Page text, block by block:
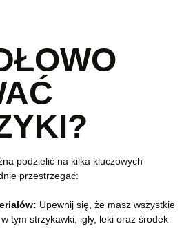
podzielić na kilka kluczowych
przestrzegać:
Upewnij się, że masz wszystkie
tym strzykawki, igły, leki oraz środek